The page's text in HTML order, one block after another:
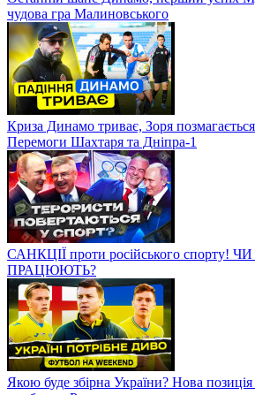
чудова гра Малиновського
Криза Динамо триває, Зоря
Перемоги Шахтаря та Дніпра-1
САНКЦІЇ проти російського спорту!
ПРАЦЮЮТЬ?
Якою буде збірна України? Нова